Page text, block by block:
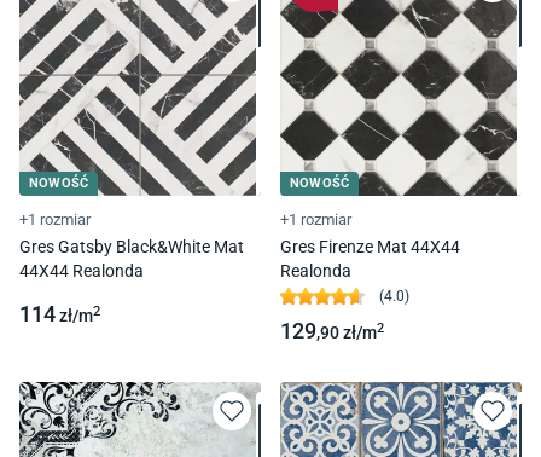
NOWOŚĆ
+1 rozmiar
Gres Gatsby Black&White Mat
44X44 Realonda
114zł/m2
NOWOŚĆ
+1 rozmiar
Gres Firenze Mat 44X44
Realonda
(4.0)
129,90zł/m2